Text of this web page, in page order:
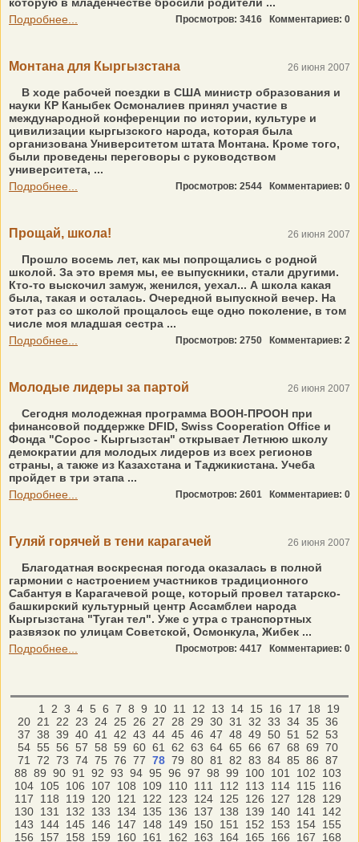
Подробнее...
Просмотров: 3416 Комментариев: 0
Монтана для Кыргызстана 26 июня 2007
В ходе рабочей поездки в США министр образования и
науки КР Каныбек Осмоналиев принял участие в
международной конференции по истории, культуре и
цивилизации кыргызского народа, которая была
организована Университетом штата Монтана. Кроме того,
были проведены переговоры с руководством
университета, ...
Подробнее...
Просмотров: 2544 Комментариев: 0
Прощай, школа! 26 июня 2007
Прошло восемь лет, как мы попрощались с родной
школой. За это время мы, ее выпускники, стали другими.
Кто-то выскочил замуж, женился, уехал... А школа какая
была, такая и осталась. Очередной выпускной вечер. На
этот раз со школой прощалось еще одно поколение, в том
числе моя младшая сестра ...
Подробнее...
Просмотров: 2750 Комментариев: 2
Молодые лидеры за партой 26 июня 2007
Сегодня молодежная программа ВООН-ПРООН при
финансовой поддержке DFID, Swiss Cooperation Office и
Фонда "Сорос - Кыргызстан" открывает Летнюю школу
демократии для молодых лидеров из всех регионов
страны, а также из Казахстана и Таджикистана. Учеба
пройдет в три этапа ...
Подробнее...
Просмотров: 2601 Комментариев: 0
Гуляй горячей в тени карагачей 26 июня 2007
Благодатная воскресная погода оказалась в полной
гармонии с настроением участников традиционного
Сабантуя в Карагачевой роще, который провел татарско-
башкирский культурный центр Ассамблеи народа
Кыргызстана "Туган тел". Уже с утра с транспортных
развязок по улицам Советской, Осмонкула, Жибек ...
Подробнее...
Просмотров: 4417 Комментариев: 0
1 2 3 4 5 6 7 8 9 10 11 12 13 14 15 16 17 18
19
20 21 22 23 24 25 26 27 28 29 30 31 32 33 34 35 36
37 38 39 40 41 42 43 44 45 46 47 48 49 50 51 52 53
54 55 56 57 58 59 60 61 62 63 64 65 66 67 68 69 70
71
72 73 74 75 76 77 78 79 80 81 82 83 84 85 86 87
88 89 90 91 92 93 94 95 96 97 98 99 100 101 102
103
104 105 106 107 108 109 110 111 112 113 114 115
116
117
118 119 120 121 122 123 124 125 126 127 128
129
130 131 132 133 134 135 136 137 138 139 140 141
142
143
144 145 146 147 148 149 150 151 152 153 154 155
156
157 158 159 160 161 162 163 164 165 166 167
168